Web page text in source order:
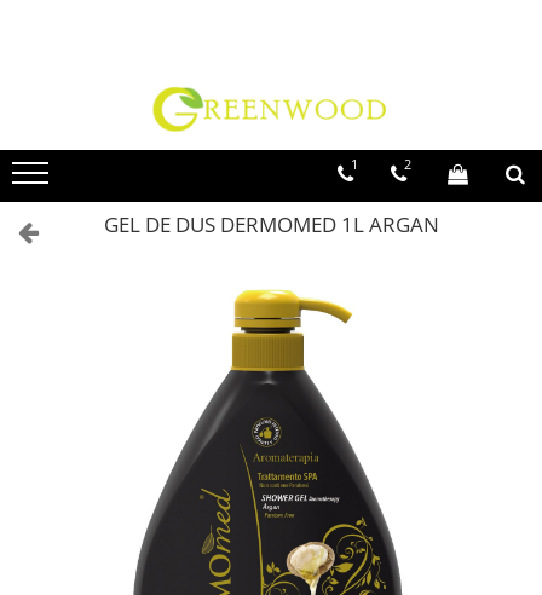
Produse Curatenie
Detergenti Rufe
Detergent Rufe Pudra
Detergent Rufe Lichid
Inalbitor & Indepartare Pete
Aragaz, Plita, Cuptor & Grill
Prosoape de Hartie & Servetele
1 2
GEL DE DUS DERMOMED 1L ARGAN